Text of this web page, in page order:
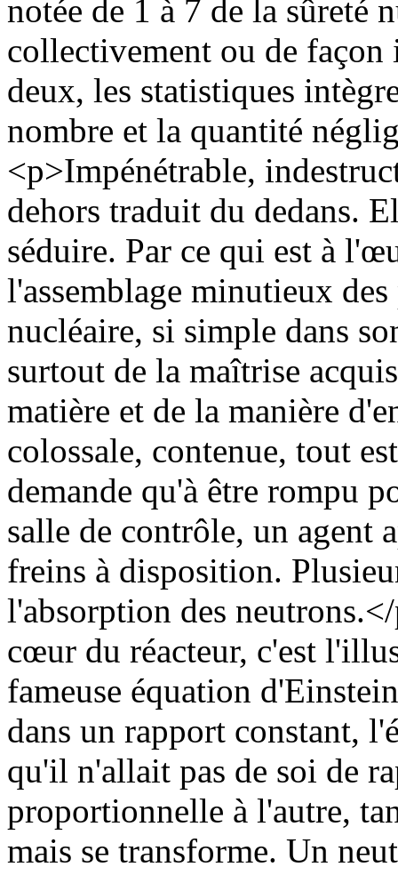
notée de 1 à 7 de la sûreté
collectivement ou de
deux, les statistiques
nombre et la quantité
<p>Impénétrable,
dehors traduit du dedans.
séduire. Par ce qui est à
l'assemblage minutieux
nucléaire, si simple dans
surtout de la maîtrise
matière et de la manière
colossale, contenue, tout
demande qu'à être rompu
salle de contrôle, un agent
freins à disposition.
l'absorption des
cœur du réacteur, c'est
fameuse équation
dans un rapport constant,
qu'il n'allait pas de soi de
proportionnelle à l'autre,
mais se transforme. Un